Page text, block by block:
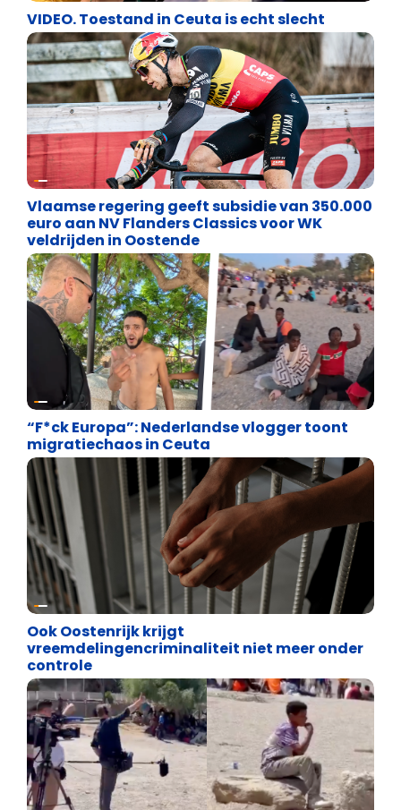
VIDEO. Toestand in Ceuta is echt slecht
Binnenland politiek
Vlaamse regering geeft subsidie van 350.000
euro aan NV Flanders Classics voor WK
veldrijden in Oostende
Asiel en Migratie
“F*ck Europa”: Nederlandse vlogger toont
migratiechaos in Ceuta
Asiel en Migratie
Ook Oostenrijk krijgt
vreemdelingencriminaliteit niet meer onder
controle